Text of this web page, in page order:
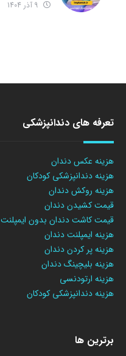
تعرفه های دندانپزشکی
هزینه عکس دندان
هزینه دندانپزشکی کودکان
هزینه روکش دندان
قیمت کشیدن دندان
قیمت کاشت دندان بدون ایمپلنت
هزینه ایمپلنت دندان
هزینه پر کردن دندان
هزینه بلیچینگ دندان
هزینه ارتودنسی
هزینه دندانپزشکی کودکان
برترین ها